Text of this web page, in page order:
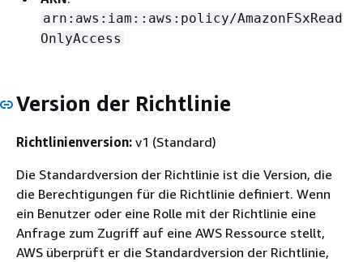
arn:aws:iam::aws:policy/AmazonFSxRead
OnlyAccess
Version der Richtlinie
Richtlinienversion: v1 (Standard)
Die Standardversion der Richtlinie ist die Version, die
die Berechtigungen für die Richtlinie definiert. Wenn
ein Benutzer oder eine Rolle mit der Richtlinie eine
Anfrage zum Zugriff auf eine AWS Ressource stellt,
AWS überprüft er die Standardversion der Richtlinie,